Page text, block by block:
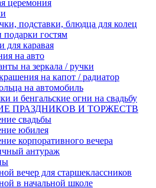
церемония
подставки, блюдца для колец
гостям
для каравая
на авто
на зеркала / ручки
на капот / радиатор
на автомобиль
и бенгальские огни на свадьбу
ПРАЗДНИКОВ И ТОРЖЕСТВ
свадьбы
юбилея
корпоративного вечера
антураж
вечер для старшеклассников
в начальной школе